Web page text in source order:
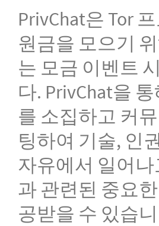
PrivChat은 Tor
원금을 모으기
는 모금 이벤트
다. PrivChat을
를 소집하고 커
팅하여 기술, 인
자유에서 일어나
과 관련된 중요
공받을 수 있습